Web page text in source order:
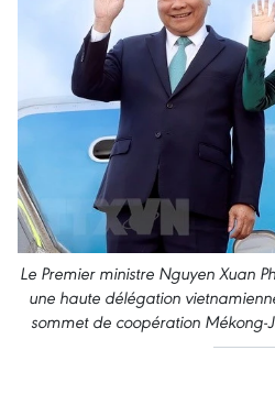
Le Premier ministre Nguyen Xuan
une haute délégation
sommet de coopération Mékong-